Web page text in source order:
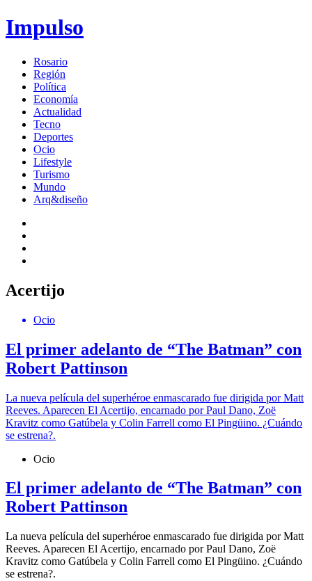
Impulso
Rosario
Región
Política
Economía
Actualidad
Tecno
Deportes
Ocio
Lifestyle
Turismo
Mundo
Arq&diseño
Acertijo
Ocio
El primer adelanto de “The Batman” con
Robert Pattinson
La nueva película del superhéroe enmascarado fue dirigida por Matt
Reeves. Aparecen El Acertijo, encarnado por Paul Dano, Zoë
Kravitz como Gatúbela y Colin Farrell como El Pingüino. ¿Cuándo
se estrena?.
Ocio
El primer adelanto de “The Batman” con
Robert Pattinson
La nueva película del superhéroe enmascarado fue dirigida por Matt
Reeves. Aparecen El Acertijo, encarnado por Paul Dano, Zoë
Kravitz como Gatúbela y Colin Farrell como El Pingüino. ¿Cuándo
se estrena?.